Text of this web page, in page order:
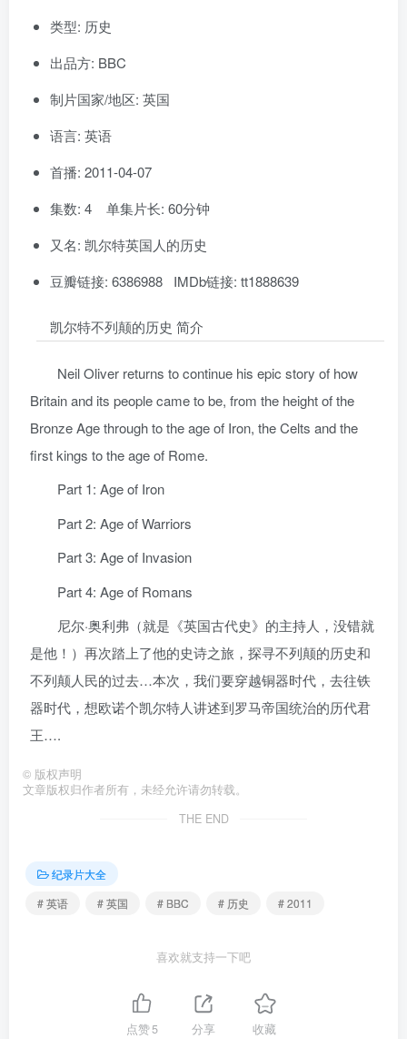
类型: 历史
出品方: BBC
制片国家/地区: 英国
语言: 英语
首播: 2011-04-07
集数: 4 单集片长: 60分钟
又名: 凯尔特英国人的历史
豆瓣链接: 6386988 IMDb链接: tt1888639
凯尔特不列颠的历史 简介
Neil Oliver returns to continue his epic story of how
Britain and its people came to be, from the height of the
Bronze Age through to the age of Iron, the Celts and the
first kings to the age of Rome.
Part 1: Age of Iron
Part 2: Age of Warriors
Part 3: Age of Invasion
Part 4: Age of Romans
尼尔·奥利弗（就是《英国古代史》的主持人，没错就
是他！）再次踏上了他的史诗之旅，探寻不列颠的历史和
不列颠人民的过去…本次，我们要穿越铜器时代，去往铁
器时代，想欧诺个凯尔特人讲述到罗马帝国统治的历代君
王….
© 版权声明
文章版权归作者所有，未经允许请勿转载。
THE END
纪录片大全
# 英语
# 英国 # BBC # 历史 # 2011
喜欢就支持一下吧
点赞5 分享 收藏